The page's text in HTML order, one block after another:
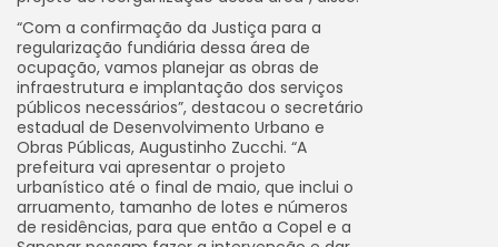
“Com a confirmação da Justiça para a
regularização fundiária dessa área de
ocupação, vamos planejar as obras de
infraestrutura e implantação dos serviços
públicos necessários”, destacou o secretário
estadual de Desenvolvimento Urbano e
Obras Públicas, Augustinho Zucchi. “A
prefeitura vai apresentar o projeto
urbanístico até o final de maio, que inclui o
arruamento, tamanho de lotes e números
de residências, para que então a Copel e a